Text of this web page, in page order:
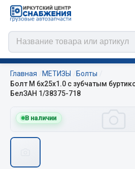
ЦЕПИ РОССИЯ
Изготовление цепей на колеса
Главная МЕТИЗЫ
Болты
Болт М 6х25х1.0 с зубчатым
БелЗАН 1/38375-718
В наличии